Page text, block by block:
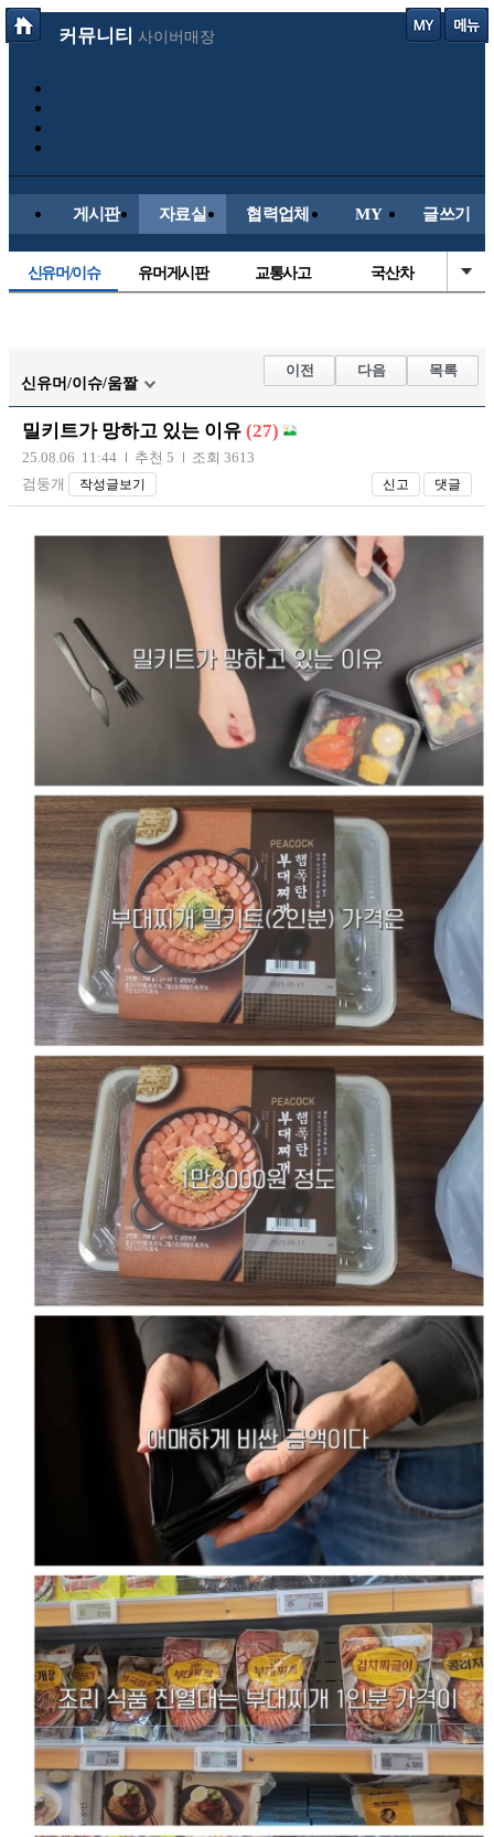
커뮤니티 사이버매장
게시판 자료실 협력업체 MY 글쓰기
신유머/이슈 유머게시판 교통사고 국산차
자유사진 군사/무기
트럭/버스 항공/해운/철도
장착시공사진
신유머/이슈/움짤
이전 다음 목록
밀키트가 망하고 있는 이유 (27)
25.08.06 11:44 추천 5
조회 3613
검둥개
작성글보기 신고 댓글